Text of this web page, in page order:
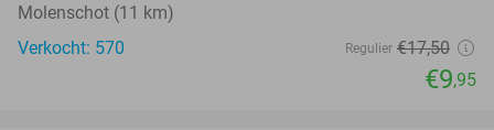
Molenschot (11 km)
Verkocht: 570
Regulier €17,50
€9,95